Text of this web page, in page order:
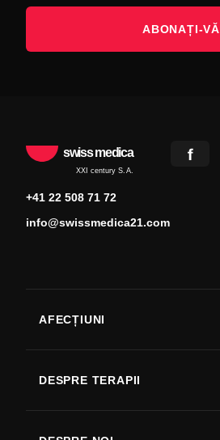
ABONAȚI-VĂ
swiss medica
XXI century S.A.
+41 22 508 71 72
info@swissmedica21.com
AFECȚIUNI
DESPRE TERAPII